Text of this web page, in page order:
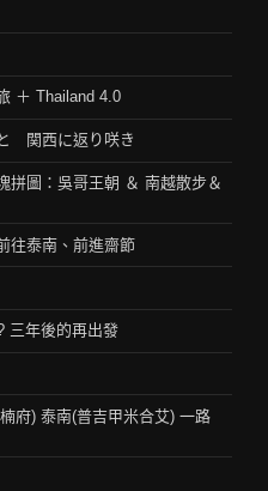
＋ Thailand 4.0
関西に返り咲き
拼圖：吳哥王朝 ＆ 南越散步＆
往泰南、前進齋節
三年後的再出發
府) 泰南(普吉甲米合艾) 一路